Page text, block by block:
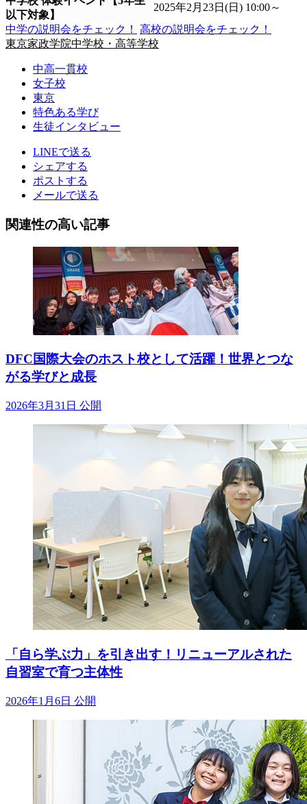
以下対象】
2025年2月23日(日) 10:00～
中学の説明会をチェック！
高校の説明会をチェック！
東京家政学院中学校・高等学校
中高一貫校
女子校
東京
特色ある学び
生徒インタビュー
LINEで送る
シェアする
ポストする
メールで送る
関連性の高い記事
DFC国際大会のホスト校として活躍！世界とつな
がる学びと成長
2026年3月31日 公開
「自ら学ぶ力」を引き出す！リニューアルされた
自習室で育つ主体性
2026年1月6日 公開